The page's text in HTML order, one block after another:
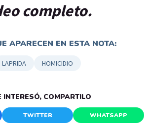
completo.
APARECEN EN ESTA NOTA:
LAPRIDA HOMICIDIO
INTERESÓ, COMPARTILO
TWITTER WHATSAPP